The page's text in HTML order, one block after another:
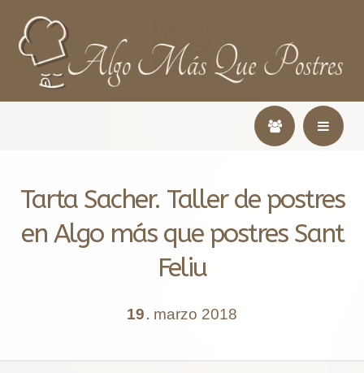
Tarta Sacher. Taller de postres
en Algo más que postres Sant
Feliu
19 . marzo 2018